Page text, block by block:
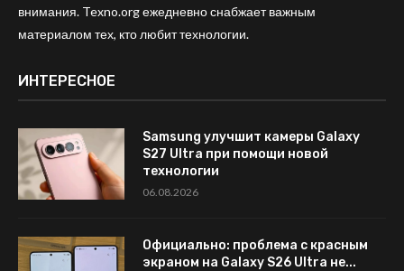
внимания. Texno.org ежедневно снабжает важным
материалом тех, кто любит технологии.
ИНТЕРЕСНОЕ
Samsung улучшит камеры Galaxy
S27 Ultra при помощи новой
технологии
06.08.2026
Официально: проблема с красным
экраном на Galaxy S26 Ultra не...